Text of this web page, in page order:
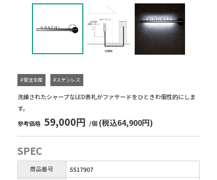
洗練されたシャープなLED表札がファサードをひときわ個性的にしま
す。
#受注生産 #ステンレス
参考価格 59,000円 /個 (税込64,900円)
SPEC
商品番号
5517907